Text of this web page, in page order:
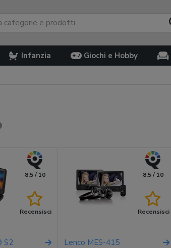
Infanzia Giochi e Hobby
8.5 / 10
Recensisci
8.5 / 10
Recensisci
S2 Lenco MES-415